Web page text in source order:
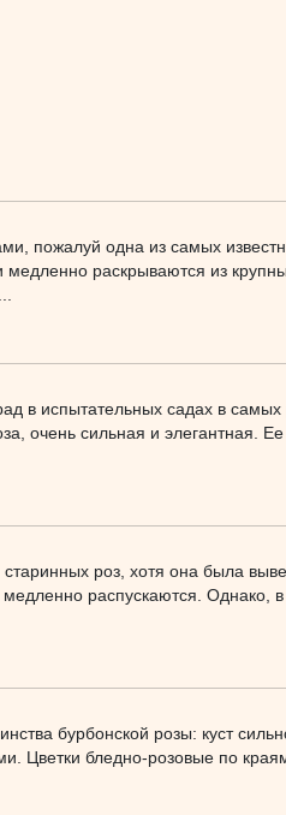
пожалуй одна из самых
раскрываются из
в испытательных садах в
очень сильная и элегантная.
роз, хотя она была
распускаются. Однако,
бурбонской розы: куст
Цветки бледно-розовые по